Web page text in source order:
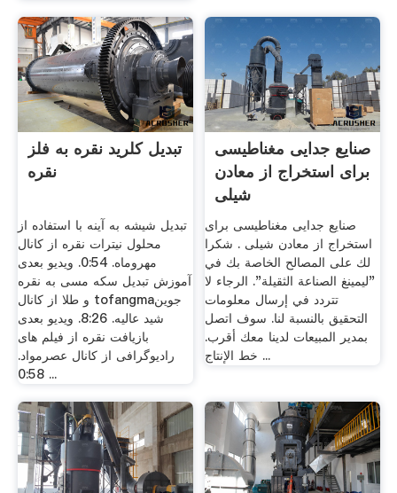
تبدیل کلرید نقره به فلز
نقره
تبدیل شیشه به آینه با استفاده از
محلول نیترات نقره از کانال
مهروماه. 0:54. ویدیو بعدی
آموزش تبدیل سکه مسی به نقره
و طلا از کانال tofangmaجوین
شید عالیه. 8:26. ویدیو بعدی
بازیافت نقره از فیلم های
رادیوگرافی از کانال عصرمواد.
0:58 ...
صنایع جدایی مغناطیسی
برای استخراج از معادن
شیلی
صنایع جدایی مغناطیسی برای
استخراج از معادن شیلی . شكرا
لك على المصالح الخاصة بك في
"ليمينغ الصناعة الثقيلة". الرجاء لا
تتردد في إرسال معلومات
التحقيق بالنسبة لنا. سوف اتصل
بمدير المبيعات لدينا معك أقرب.
خط الإنتاج ...